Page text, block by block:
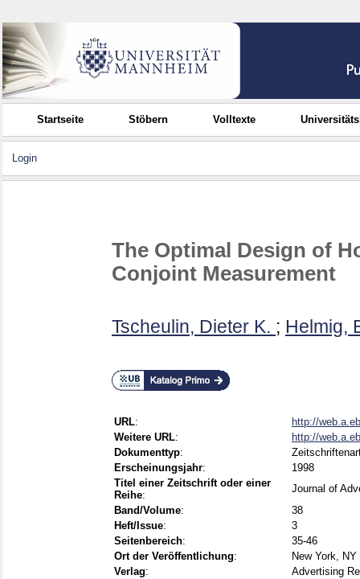
Startseite Stöbern Volltexte
Login
The Optimal Design of
Conjoint Measurement
Tscheulin, Dieter K. ; Helmig,
URL:
http://
Weitere URL:
http://
Dokumenttyp:
Erscheinungsjahr:
1998
Titel einer Zeitschrift oder einer
Reihe:
Journal of
Band/Volume:
38
Heft/Issue:
3
Seitenbereich:
35-46
Ort der Veröffentlichung:
New York, NY
Verlag:
Advertising